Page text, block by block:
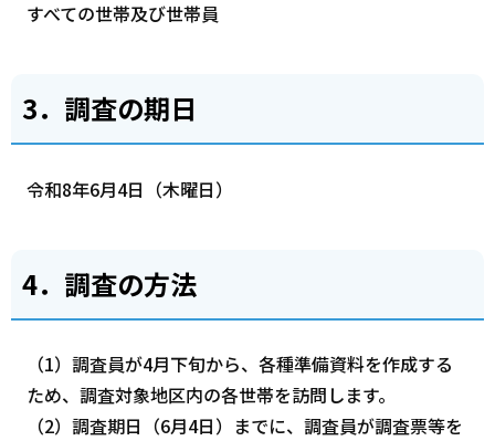
すべての世帯及び世帯員
3．調査の期日
令和8年6月4日（木曜日）
4．調査の方法
（1）調査員が4月下旬から、各種準備資料を作成する
ため、調査対象地区内の各世帯を訪問します。
（2）調査期日（6月4日）までに、調査員が調査票等を